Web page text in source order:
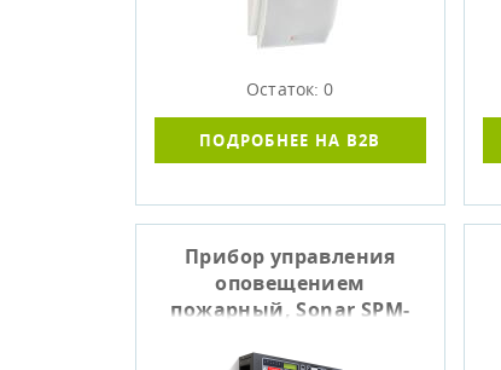
Остаток: 0
ПОДРОБНЕЕ НА B2B
Прибор управления
оповещением
пожарный, Sonar SPM-